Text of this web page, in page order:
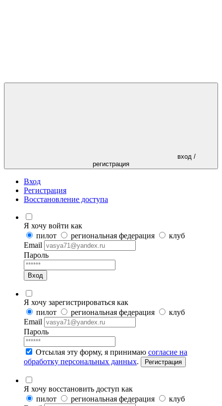
вход /
регистрация
Вход
Регистрация
Восстановление доступа
Я хочу войти как
пилот
региональная федерация
клуб
Email
Пароль
Вход
Я хочу зарегистрироваться как
пилот
региональная федерация
клуб
Email
Пароль
Отсылая эту форму, я принимаю согласие на
обработку персональных данных. Регистрация
Я хочу восстановить доступ как
пилот
региональная федерация
клуб